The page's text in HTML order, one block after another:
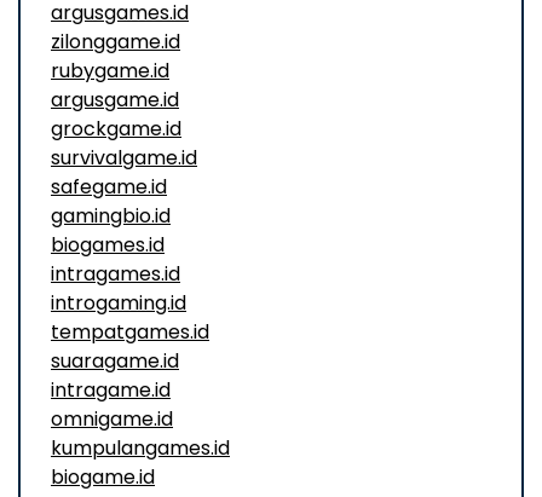
argusgames.id
zilonggame.id
rubygame.id
argusgame.id
grockgame.id
survivalgame.id
safegame.id
gamingbio.id
biogames.id
intragames.id
introgaming.id
tempatgames.id
suaragame.id
intragame.id
omnigame.id
kumpulangames.id
biogame.id